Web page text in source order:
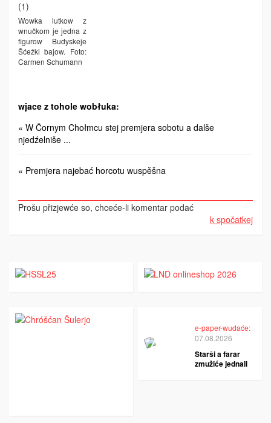
Wowka lutkow z
wnučkom je jedna z
figurow Budyskeje
Šćežki bajow. Foto:
Carmen Schumann
wjace z tohole wobłuka:
« W Čornym Chołmcu stej premjera sobotu a dalše
njedźelniše ...
« Premjera najebać horcotu wuspěšna
Prošu přizjewće so, chceće-li komentar podać
k spočatkej
e-paper-wudaće:
07.08.2026
Starši a farar
zmužiće jednali